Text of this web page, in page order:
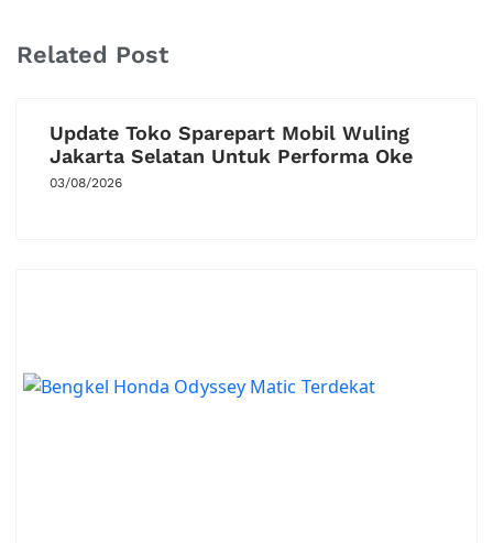
Related Post
Update Toko Sparepart Mobil Wuling
Jakarta Selatan Untuk Performa Oke
03/08/2026